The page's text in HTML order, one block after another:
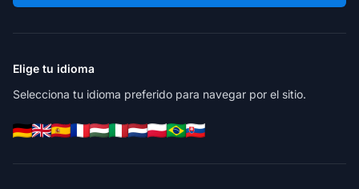
Elige tu idioma
Selecciona tu idioma preferido para navegar por el sitio.